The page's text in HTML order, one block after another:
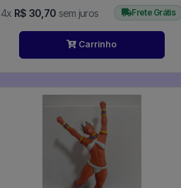
4x R$ 30,70 sem juros Frete Grátis
Carrinho